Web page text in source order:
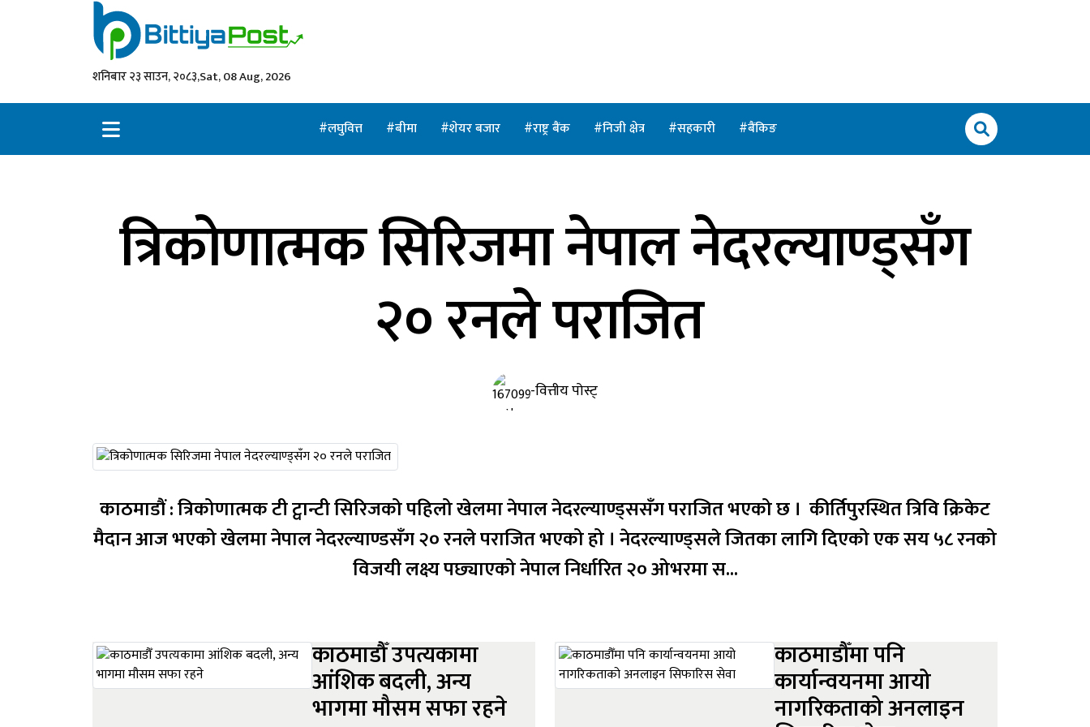
शनिबार २३ साउन, २०८३,Sat, 08 Aug, 2026
लघुवित्त बीमा शेयर बजार राष्ट्र बैंक निजी क्षेत्र सहकारी बैंकिङ
त्रिकोणात्मक सिरिजमा नेपाल नेदरल्याण्ड्सँग
२० रनले पराजित
-वित्तीय पोस्ट्
काठमाडौं : त्रिकोणात्मक टी ट्वान्टी सिरिजको पहिलो खेलमा नेपाल नेदरल्याण्ड्ससँग पराजित भएको छ । कीर्तिपुरस्थित त्रिवि क्रिकेट
मैदान आज भएको खेलमा नेपाल नेदरल्याण्डसँग २० रनले पराजित भएको हो । नेदरल्याण्ड्सले जितका लागि दिएको एक सय ५८ रनको
विजयी लक्ष्य पछ्याएको नेपाल निर्धारित २० ओभरमा स...
काठमाडौँ उपत्यकामा
आंशिक बदली, अन्य
भागमा मौसम सफा रहने
काठमाडौँमा पनि
कार्यान्वयनमा आयो
नागरिकताको अनलाइन